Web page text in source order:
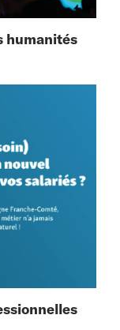
humanités